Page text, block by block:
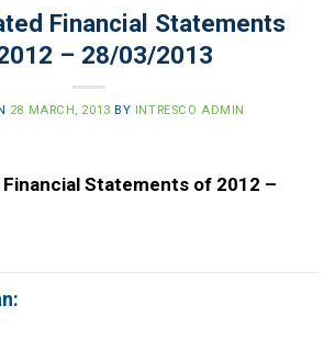
Financial Statements
– 28/03/2013
28 MARCH, 2013 BY INTRESCO ADMIN
Statements of 2012 –